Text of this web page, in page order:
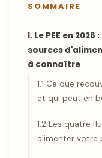
SOMMAIRE
I. Le PEE en
sources
à connaître
1.1 Ce que
et qui peut en
1.2 Les quatre
alimenter votre